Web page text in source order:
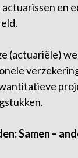
en
(actuariële)
Samen –